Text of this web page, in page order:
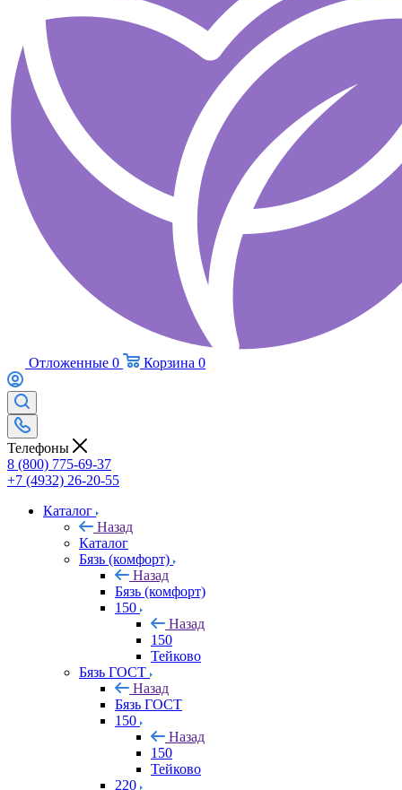
Отложенные 0 Корзина 0
Телефоны
8 (800) 775-69-37
+7 (4932) 26-20-55
Каталог
Назад
Каталог
Бязь (комфорт)
Назад
Бязь (комфорт)
150
Назад
150
Тейково
Бязь ГОСТ
Назад
Бязь ГОСТ
150
Назад
150
Тейково
220